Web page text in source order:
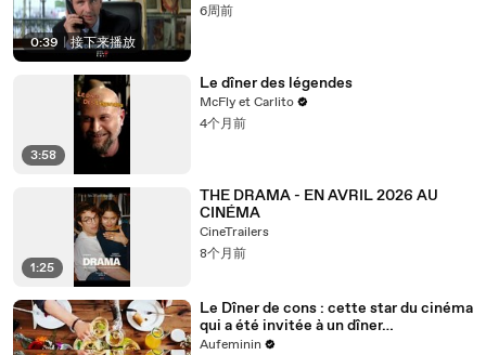
0:39 | 接下来播放
6周前
3:58
Le dîner des légendes
McFly et Carlito
4个月前
1:25
THE DRAMA - EN AVRIL 2026 AU
CINÉMA
CineTrailers
8个月前
Le Dîner de cons : cette star du cinéma
qui a été invitée à un dîner…
Aufeminin